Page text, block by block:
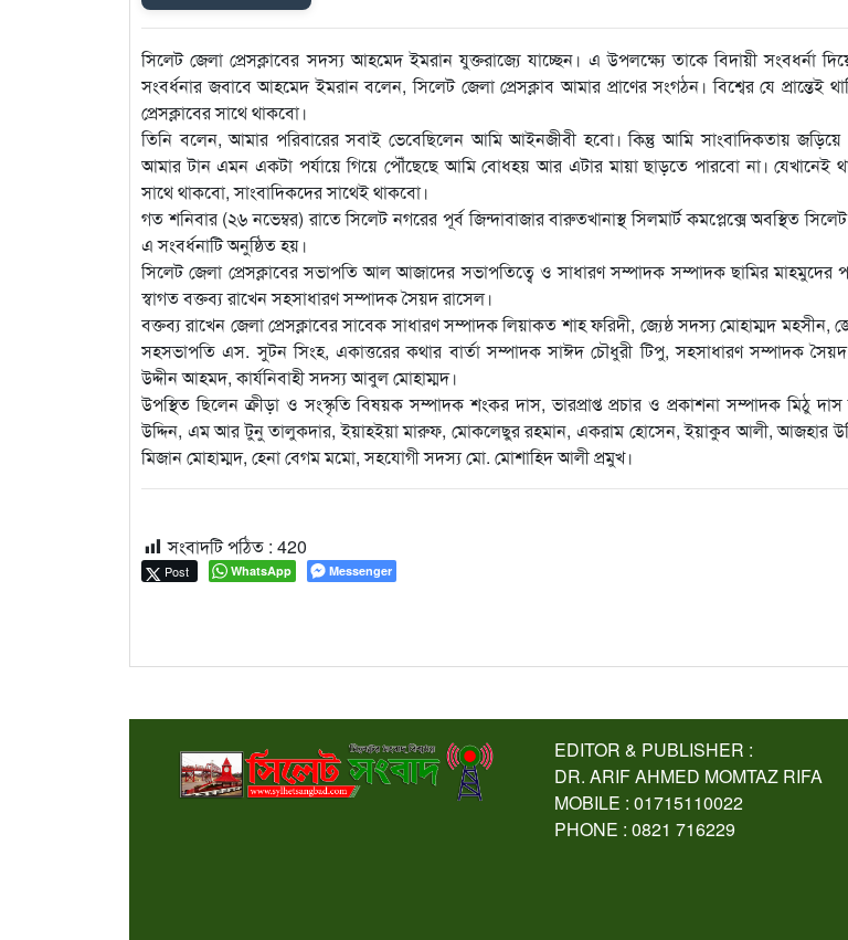
সিলেট জেলা প্রেসক্লাবের সদস্য আহমেদ ইমরান যুক্তরাজ্যে যাচ্ছেন। এ উপলক্ষ্যে তাকে বিদায়ী সংবধর্না
সংবর্ধনার জবাবে আহমেদ ইমরান বলেন, সিলেট জেলা প্রেসক্লাব আমার প্রাণের সংগঠন। বিশ্বের যে
প্রেসক্লাবের সাথে থাকবো।
তিনি বলেন, আমার পরিবারের সবাই ভেবেছিলেন আমি আইনজীবী হবো। কিন্তু আমি সাংবাদিকতায় জড়িয়ে
আমার টান এমন একটা পর্যায়ে গিয়ে পৌঁছেছে আমি বোধহয় আর এটার মায়া ছাড়তে পারবো না। যেখানেই
সাথে থাকবো, সাংবাদিকদের সাথেই থাকবো।
গত শনিবার (২৬ নভেম্বর) রাতে সিলেট নগরের পূর্ব জিন্দাবাজার বারুতখানাস্থ সিলমার্ট কমপ্লেক্সে অবস্থিত
এ সংবর্ধনাটি অনুষ্ঠিত হয়।
সিলেট জেলা প্রেসক্লাবের সভাপতি আল আজাদের সভাপতিত্বে ও সাধারণ সম্পাদক সম্পাদক ছামির মাহমুদের
স্বাগত বক্তব্য রাখেন সহসাধারণ সম্পাদক সৈয়দ রাসেল।
বক্তব্য রাখেন জেলা প্রেসক্লাবের সাবেক সাধারণ সম্পাদক লিয়াকত শাহ ফরিদী, জ্যেষ্ঠ সদস্য মোহাম্মদ মহসীন,
সহসভাপতি এস. সুটন সিংহ, একাত্তরের কথার বার্তা সম্পাদক সাঈদ চৌধুরী টিপু, সহসাধারণ সম্পাদক
উদ্দীন আহমদ, কার্যনিবাহী সদস্য আবুল মোহাম্মদ।
উপস্থিত ছিলেন ক্রীড়া ও সংস্কৃতি বিষয়ক সম্পাদক শংকর দাস, ভারপ্রাপ্ত প্রচার ও প্রকাশনা সম্পাদক মিঠু
উদ্দিন, এম আর টুনু তালুকদার, ইয়াহইয়া মারুফ, মোকলেছুর রহমান, একরাম হোসেন, ইয়াকুব আলী, আজহার
মিজান মোহাম্মদ, হেনা বেগম মমো, সহযোগী সদস্য মো. মোশাহিদ আলী প্রমুখ।
সংবাদটি পঠিত : 420
Post WhatsApp Messenger
EDITOR & PUBLISHER :
DR. ARIF AHMED MOMTAZ RIFA
MOBILE : 01715110022
PHONE : 0821 716229